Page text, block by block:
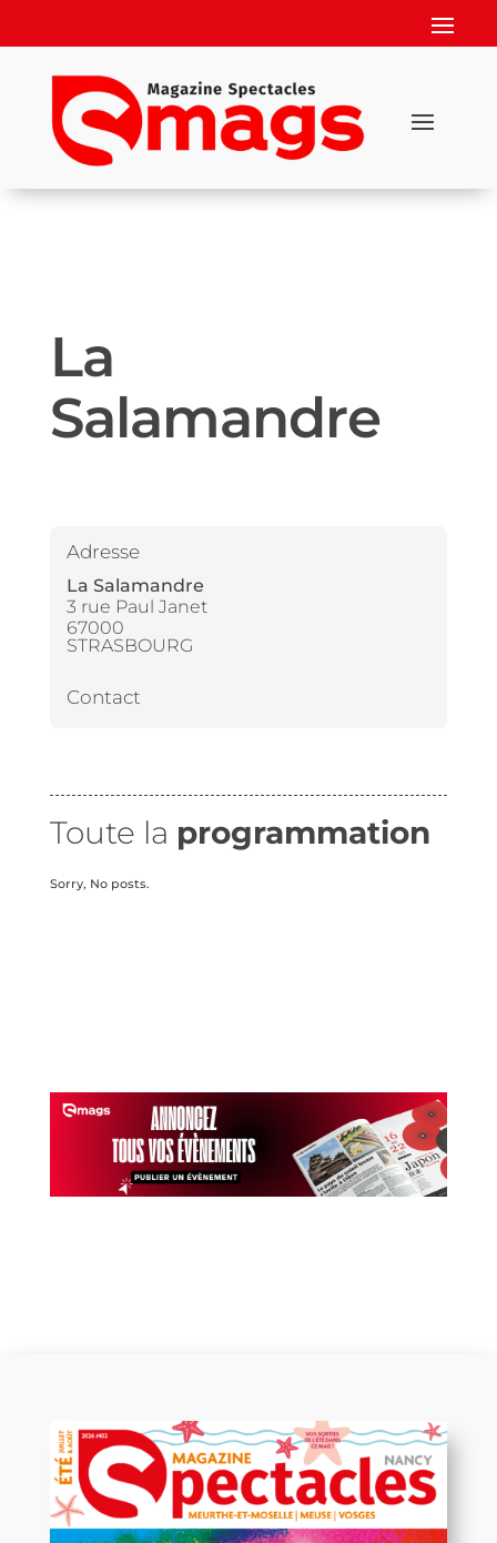
La
Salamandre
Adresse
La Salamandre
3 rue Paul Janet
67000
STRASBOURG
Contact
Toute la programmation
Sorry, No posts.